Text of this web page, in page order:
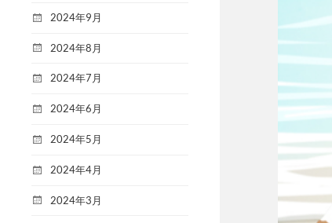
2024年9月
2024年8月
2024年7月
2024年6月
2024年5月
2024年4月
2024年3月